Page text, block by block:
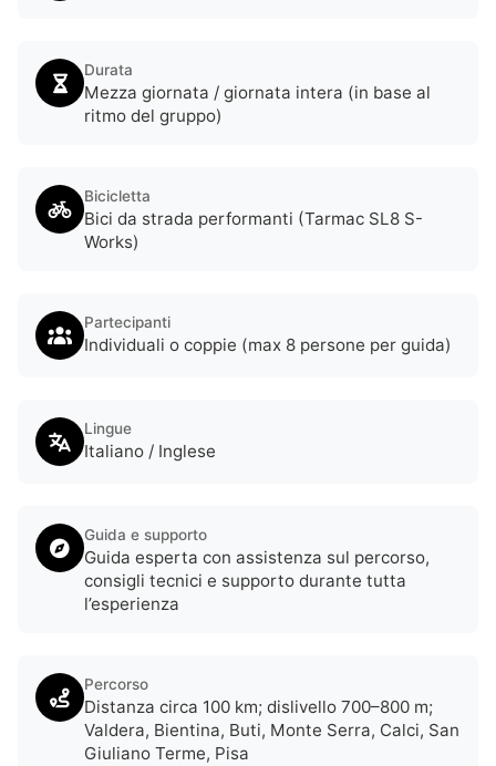
Durata
Mezza giornata / giornata intera (in base al
ritmo del gruppo)
Bicicletta
Bici da strada performanti (Tarmac SL8 S-
Works)
Partecipanti
Individuali o coppie (max 8 persone per guida)
Lingue
Italiano / Inglese
Guida e supporto
Guida esperta con assistenza sul percorso,
consigli tecnici e supporto durante tutta
l’esperienza
Percorso
Distanza circa 100 km; dislivello 700–800 m;
Valdera, Bientina, Buti, Monte Serra, Calci, San
Giuliano Terme, Pisa